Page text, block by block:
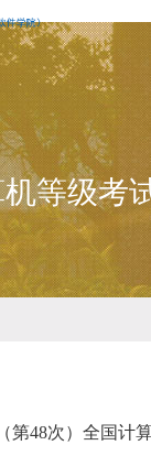
等级考
第48次）全国计